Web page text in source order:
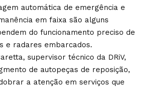
automática de emergência e
em faixa são alguns
do funcionamento preciso de
e radares embarcados.
supervisor técnico da DRiV,
de autopeças de reposição,
a atenção em serviços que